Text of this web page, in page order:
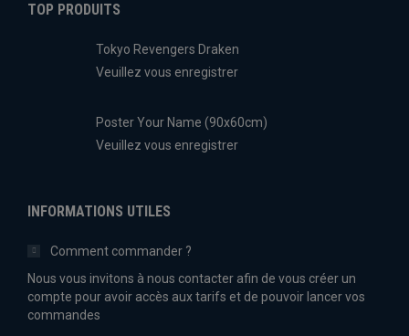
TOP PRODUITS
Tokyo Revengers Draken
Veuillez vous enregistrer
Poster Your Name (90x60cm)
Veuillez vous enregistrer
INFORMATIONS UTILES
Comment commander ?
Nous vous invitons à nous contacter afin de vous créer un
compte pour avoir accès aux tarifs et de pouvoir lancer vos
commandes